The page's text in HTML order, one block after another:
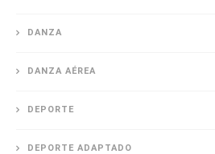
DANZA
DANZA AÉREA
DEPORTE
DEPORTE ADAPTADO